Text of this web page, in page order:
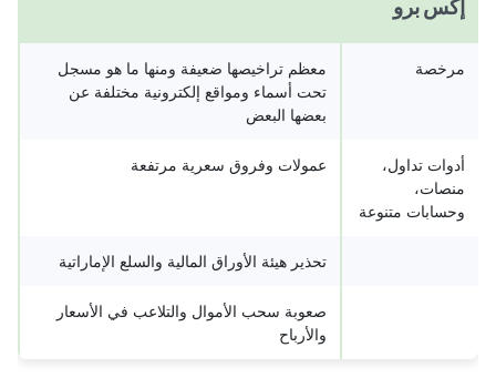
إكس برو
مرخصة
معظم تراخيصها ضعيفة ومنها ما هو مسجل
تحت أسماء ومواقع إلكترونية مختلفة عن
بعضها البعض
أدوات تداول،
منصات،
وحسابات متنوعة
عمولات وفروق سعرية مرتفعة
تحذير هيئة الأوراق المالية والسلع الإماراتية
صعوبة سحب الأموال والتلاعب في الأسعار
والأرباح